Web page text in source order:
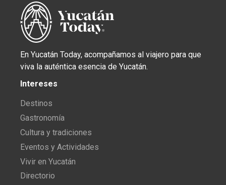
En Yucatán Today, acompañamos al viajero para que
viva la auténtica esencia de Yucatán.
Intereses
Destinos
Gastronomía
Cultura y tradiciones
Eventos y Actividades
Vivir en Yucatán
Directorio